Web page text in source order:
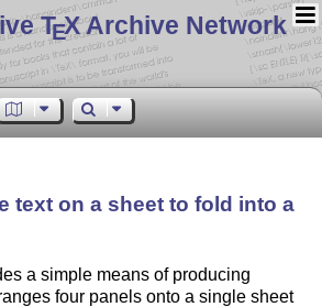
TEX Archive Network
text on a sheet to fold into a
a simple means of producing
four panels onto a single sheet